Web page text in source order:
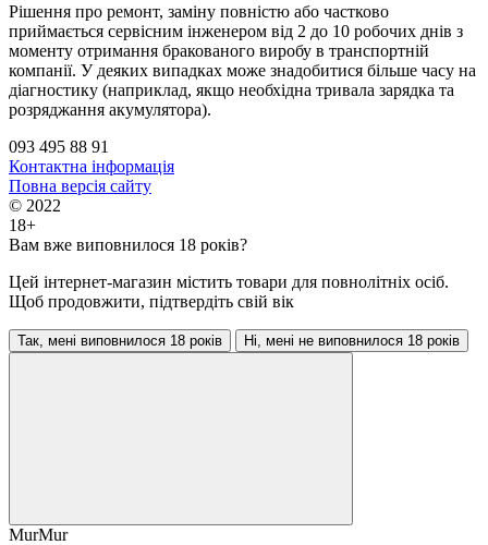
Рішення про ремонт, заміну повністю або частково
приймається сервісним інженером від 2 до 10 робочих днів з
моменту отримання бракованого виробу в транспортній
компанії. У деяких випадках може знадобитися більше часу на
діагностику (наприклад, якщо необхідна тривала зарядка та
розряджання акумулятора).
093 495 88 91
Контактна інформація
Повна версія сайту
© 2022
18+
Вам вже виповнилося 18 років?
Цей інтернет-магазин містить товари для повнолітніх осіб.
Щоб продовжити, підтвердіть свій вік
Так, мені виповнилося 18 років Ні, мені не виповнилося 18 років
MurMur